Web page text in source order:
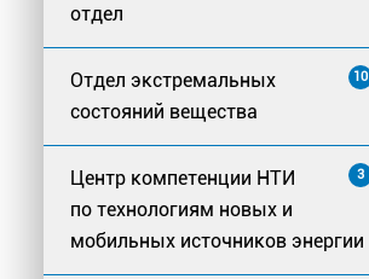
отдел
Отдел экстремальных
состояний вещества
10
Центр компетенции НТИ
по технологиям новых и
мобильных источников энергии
3